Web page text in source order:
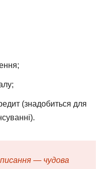
(знадобиться для
— чудова